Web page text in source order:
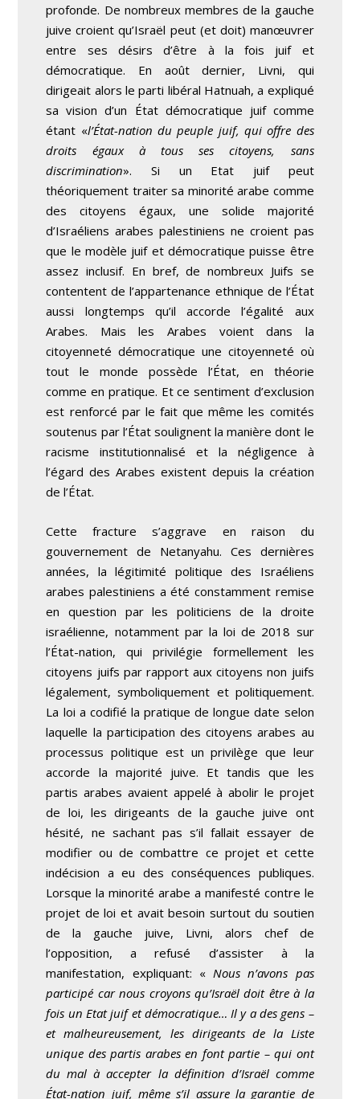
profonde. De nombreux membres de la gauche
juive croient qu’Israël peut (et doit) manœuvrer
entre ses désirs d’être à la fois juif et
démocratique. En août dernier, Livni, qui
dirigeait alors le parti libéral Hatnuah, a expliqué
sa vision d’un État démocratique juif comme
étant «l’État-nation du peuple juif, qui offre des
droits égaux à tous ses citoyens, sans
discrimination». Si un Etat juif peut
théoriquement traiter sa minorité arabe comme
des citoyens égaux, une solide majorité
d’Israéliens arabes palestiniens ne croient pas
que le modèle juif et démocratique puisse être
assez inclusif. En bref, de nombreux Juifs se
contentent de l’appartenance ethnique de l’État
aussi longtemps qu’il accorde l’égalité aux
Arabes. Mais les Arabes voient dans la
citoyenneté démocratique une citoyenneté où
tout le monde possède l’État, en théorie
comme en pratique. Et ce sentiment d’exclusion
est renforcé par le fait que même les comités
soutenus par l’État soulignent la manière dont le
racisme institutionnalisé et la négligence à
l’égard des Arabes existent depuis la création
de l’État.
Cette fracture s’aggrave en raison du
gouvernement de Netanyahu. Ces dernières
années, la légitimité politique des Israéliens
arabes palestiniens a été constamment remise
en question par les politiciens de la droite
israélienne, notamment par la loi de 2018 sur
l’État-nation, qui privilégie formellement les
citoyens juifs par rapport aux citoyens non juifs
légalement, symboliquement et politiquement.
La loi a codifié la pratique de longue date selon
laquelle la participation des citoyens arabes au
processus politique est un privilège que leur
accorde la majorité juive. Et tandis que les
partis arabes avaient appelé à abolir le projet
de loi, les dirigeants de la gauche juive ont
hésité, ne sachant pas s’il fallait essayer de
modifier ou de combattre ce projet et cette
indécision a eu des conséquences publiques.
Lorsque la minorité arabe a manifesté contre le
projet de loi et avait besoin surtout du soutien
de la gauche juive, Livni, alors chef de
l’opposition, a refusé d’assister à la
manifestation, expliquant: « Nous n’avons pas
participé car nous croyons qu’Israël doit être à la
fois un Etat juif et démocratique… Il y a des gens –
et malheureusement, les dirigeants de la Liste
unique des partis arabes en font partie – qui ont
du mal à accepter la définition d’Israël comme
État-nation juif, même s’il assure la garantie de